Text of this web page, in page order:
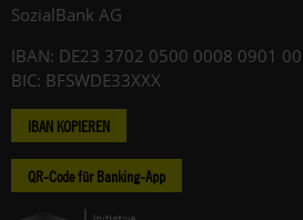
SozialBank AG
IBAN: DE23 3702 0500 0008 0901 00
BIC: BFSWDE33XXX
IBAN KOPIEREN
QR-Code für Banking-App